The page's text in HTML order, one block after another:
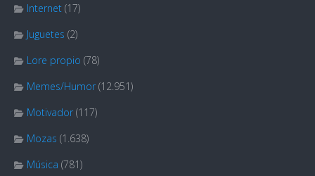
Internet (17)
Juguetes (2)
Lore propio (78)
Memes/Humor (12.951)
Motivador (117)
Mozas (1.638)
Música (781)